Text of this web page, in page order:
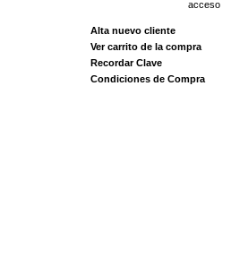
acceso
Alta nuevo cliente
Ver carrito de la compra
Recordar Clave
Condiciones de Compra